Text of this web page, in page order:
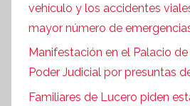
vehículo y los accidentes
mayor número de
Manifestación en el Palacio
Poder Judicial por presuntas
Familiares de Lucero piden